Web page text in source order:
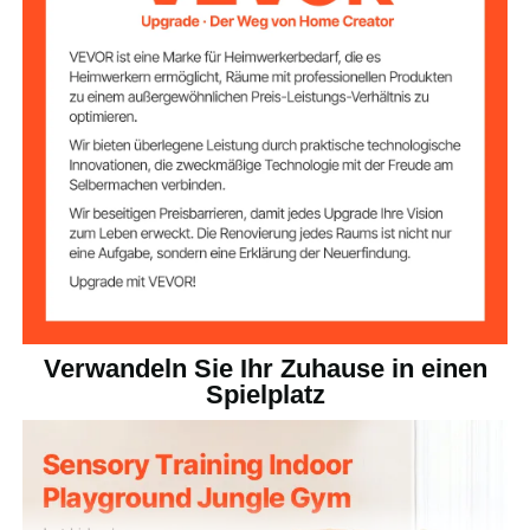
Hauptmaterialien Kiefernholz
Nettogewicht
Produktabmessun
gen
87,60 x 88,60 x 75,59 Zoll /
2225 x 2250 x 1920 mm
Verwandeln Sie Ihr Zuhause in einen
Spielplatz